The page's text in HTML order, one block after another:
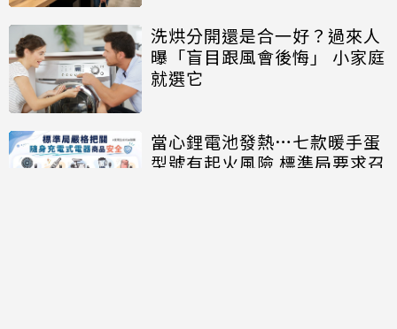
洗烘分開還是合一好？過來人
曝「盲目跟風會後悔」 小家庭
就選它
當心鋰電池發熱…七款暖手蛋
型號有起火風險 標準局要求召